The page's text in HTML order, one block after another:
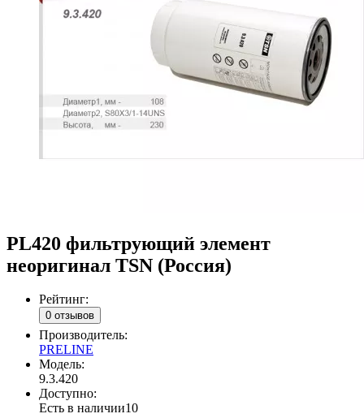
PL420 фильтрующий элемент
неоригинал TSN (Россия)
Рейтинг:
0 отзывов
Производитель:
PRELINE
Модель:
9.3.420
Доступно:
Есть в наличии10